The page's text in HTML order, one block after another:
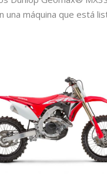
una máquina que está